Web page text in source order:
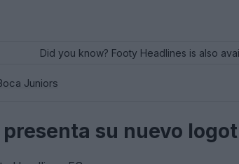
Did you know? Footy Headlines is also
Juniors
presenta su nuevo